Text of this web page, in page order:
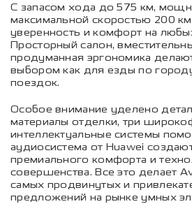
С запасом хода до 575 км,
максимальной скоростью 200
уверенность и комфорт на
Просторный салон,
продуманная эргономика
выбором как для езды по
поездок.
Особое внимание уделено
материалы отделки, три
интеллектуальные системы
аудиосистема от Huawei
премиального комфорта и
совершенства. Все это делает
самых продвинутых и
предложений на рынке умных